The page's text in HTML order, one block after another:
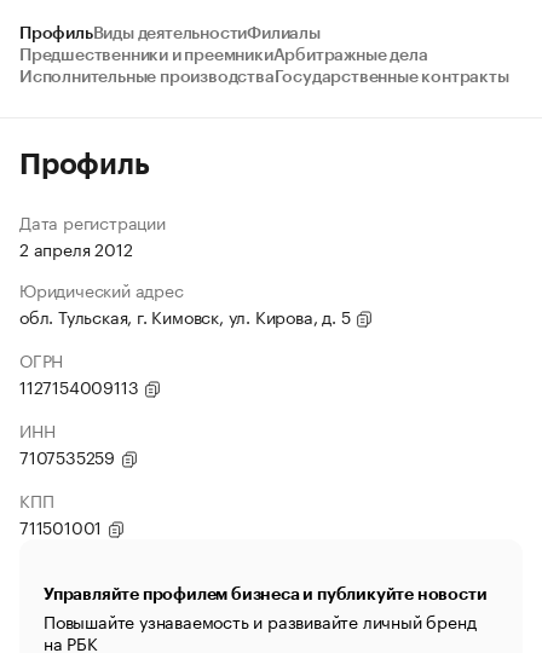
ПрофильВиды деятельностиФилиалы
Предшественники и преемникиАрбитражные дела
Исполнительные производства Государственные контракты
Профиль
Дата регистрации
2 апреля 2012
Юридический адрес
обл. Тульская, г. Кимовск, ул. Кирова, д. 5
ОГРН
1127154009113
ИНН
7107535259
КПП
711501001
Управляйте профилем бизнеса и публикуйте новости
Повышайте узнаваемость и развивайте личный бренд
на РБК